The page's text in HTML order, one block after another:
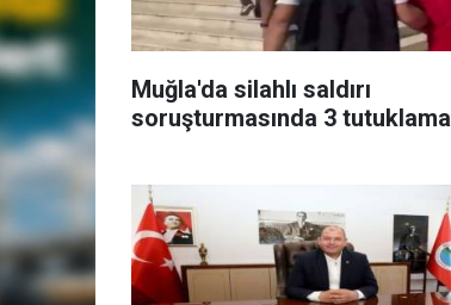
Muğla'da silahlı saldırı
soruşturmasında 3 tutuklama